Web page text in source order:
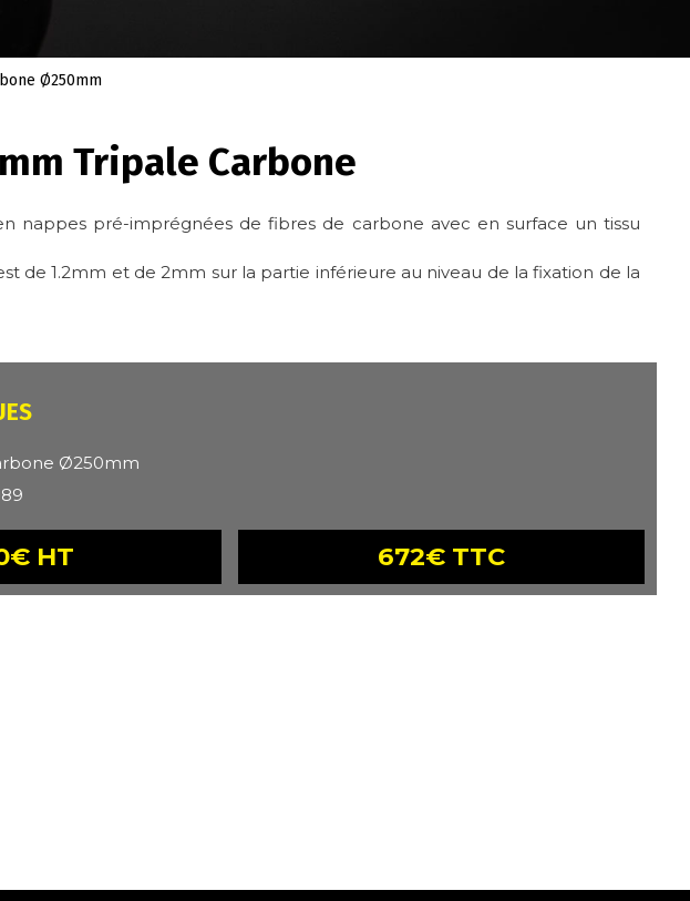
Ø250mm
Tripale Carbone
nappes pré-imprégnées de fibres de carbone avec en surface un tissu
de 1.2mm et de 2mm sur la partie inférieure au niveau de la fixation de la
Ø250mm
HT 672€ TTC